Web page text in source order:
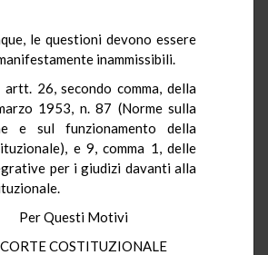
le questioni devono essere
inammissibili.
26, secondo comma, della
1953, n. 87 (Norme sulla
e sul funzionamento della
e 9, comma 1, delle
per i giudizi davanti alla
Per Questi Motivi
COSTITUZIONALE